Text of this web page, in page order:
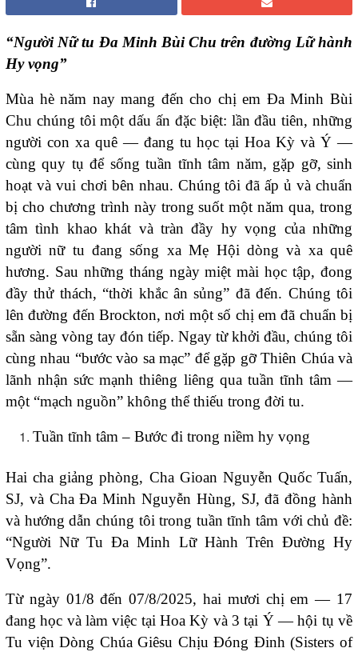
“Người Nữ tu Đa Minh Bùi Chu trên đường Lữ hành
Hy vọng”
Mùa hè năm nay mang đến cho chị em Đa Minh Bùi
Chu chúng tôi một dấu ấn đặc biệt: lần đầu tiên, những
người con xa quê — đang tu học tại Hoa Kỳ và Ý —
cùng quy tụ để sống tuần tĩnh tâm năm, gặp gỡ, sinh
hoạt và vui chơi bên nhau. Chúng tôi đã ấp ủ và chuẩn
bị cho chương trình này trong suốt một năm qua, trong
tâm tình khao khát và tràn đầy hy vọng của những
người nữ tu đang sống xa Mẹ Hội dòng và xa quê
hương. Sau những tháng ngày miệt mài học tập, đong
đầy thử thách, “thời khắc ân sủng” đã đến. Chúng tôi
lên đường đến Brockton, nơi một số chị em đã chuẩn bị
sẵn sàng vòng tay đón tiếp. Ngay từ khởi đầu, chúng tôi
cùng nhau “bước vào sa mạc” để gặp gỡ Thiên Chúa và
lãnh nhận sức mạnh thiêng liêng qua tuần tĩnh tâm —
một “mạch nguồn” không thể thiếu trong đời tu.
Tuần tĩnh tâm – Bước đi trong niềm hy vọng
Hai cha giảng phòng, Cha Gioan Nguyễn Quốc Tuấn,
SJ, và Cha Đa Minh Nguyễn Hùng, SJ, đã đồng hành
và hướng dẫn chúng tôi trong tuần tĩnh tâm với chủ đề:
“Người Nữ Tu Đa Minh Lữ Hành Trên Đường Hy
Vọng”.
Từ ngày 01/8 đến 07/8/2025, hai mươi chị em — 17
đang học và làm việc tại Hoa Kỳ và 3 tại Ý — hội tụ về
Tu viện Dòng Chúa Giêsu Chịu Đóng Đinh (Sisters of